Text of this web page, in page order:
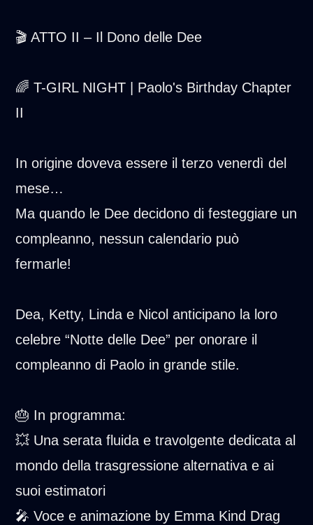
🎬 ATTO II – Il Dono delle Dee
🌈 T-GIRL NIGHT | Paolo's Birthday Chapter
II
In origine doveva essere il terzo venerdì del
mese…
Ma quando le Dee decidono di festeggiare un
compleanno, nessun calendario può
fermarle!
Dea, Ketty, Linda e Nicol anticipano la loro
celebre “Notte delle Dee” per onorare il
compleanno di Paolo in grande stile.
🎂 In programma:
💥 Una serata fluida e travolgente dedicata al
mondo della trasgressione alternativa e ai
suoi estimatori
🎤 Voce e animazione by Emma Kind Drag